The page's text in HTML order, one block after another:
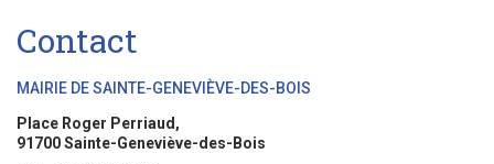
Contact
MAIRIE DE SAINTE-GENEVIÈVE-DES-BOIS
Place Roger Perriaud,
91700 Sainte-Geneviève-des-Bois